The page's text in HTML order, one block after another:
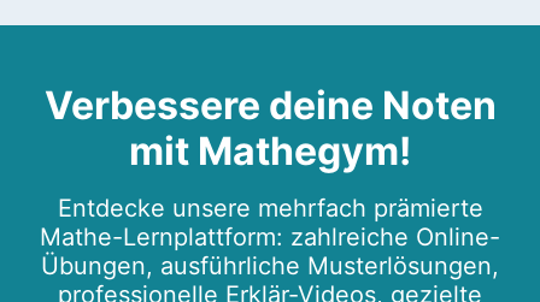
Verbessere deine Noten
mit Mathegym!
Entdecke unsere mehrfach prämierte
Mathe-Lernplattform: zahlreiche Online-
Übungen, ausführliche Musterlösungen,
professionelle Erklär-Videos, gezielte